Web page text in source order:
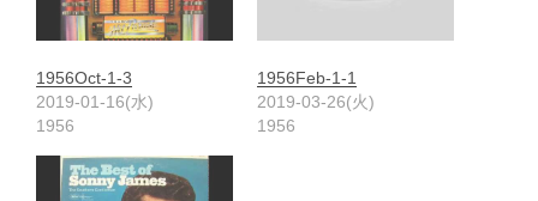
1956Oct-1-3
2019-01-16(水)
1956
1956Feb-1-1
2019-03-26(火)
1956